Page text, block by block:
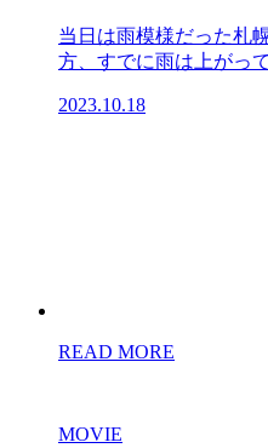
当日は雨模様だった札
方、すでに雨は上がっ
2023.10.18
READ MORE
MOVIE